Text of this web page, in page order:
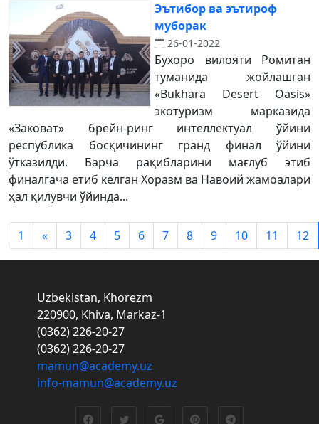
Эътибор ва эътироф
муборак
26-01-2022
Бухоро вилояти Ромитан
туманида жойлашган
«Bukhara Desert Oasis»
экотуризм марказида
«Заковат» брейн-ринг интеллектуал ўйини
республика босқичининг гранд финал ўйини
ўтказилди. Барча рақибларини мағлуб этиб
финалгача етиб келган Хоразм ва Навоий жамоалари
ҳал қилувчи ўйинда...
1 « 3 4 5 6 7 8 9 10 11 12
Uzbekistan, Khorezm
220900, Khiva, Markaz-1
(0362) 226-20-27
(0362) 226-20-27
mamun@academy.uz
info-mamun@academy.uz